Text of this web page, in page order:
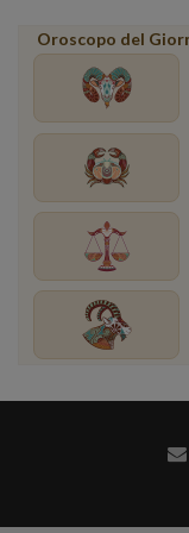
Oroscopo del